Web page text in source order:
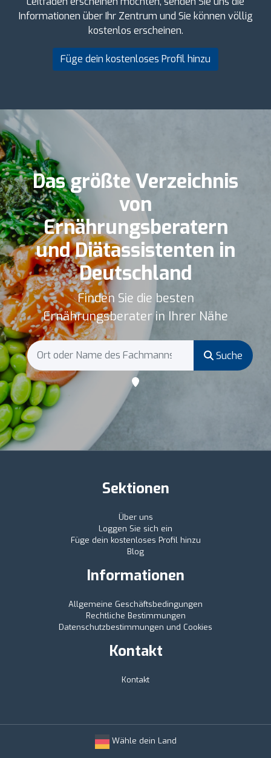
Informationen über Ihr Zentrum und Sie können völlig
kostenlos erscheinen.
Füge dein kostenloses Profil hinzu
Das größte Verzeichnis
von
Ernährungsberatern
und Diätassistenten in
Deutschland
Finden Sie die besten
Ernährungsberater in Ihrer Nähe
Suche
Sektionen
Über uns
Loggen Sie sich ein
Füge dein kostenloses Profil hinzu
Blog
Informationen
Allgemeine Geschäftsbedingungen
Rechtliche Bestimmungen
Datenschutzbestimmungen und Cookies
Kontakt
Kontakt
Wähle dein Land